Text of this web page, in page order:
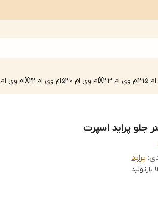
ام وی ام X33 ام وی ام 530 ام وی ام X22 ام وی ام 110
جلو پراید اسپرت
:پراید
بازتولید